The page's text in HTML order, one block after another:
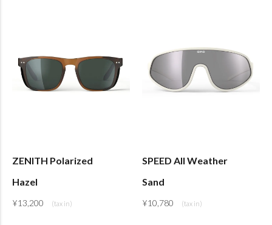
ZENITH Polarized
Hazel
¥13,200
SPEED All Weather
Sand
¥10,780